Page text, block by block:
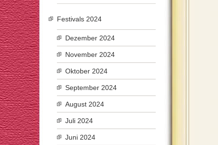
Festivals 2024
Dezember 2024
November 2024
Oktober 2024
September 2024
August 2024
Juli 2024
Juni 2024